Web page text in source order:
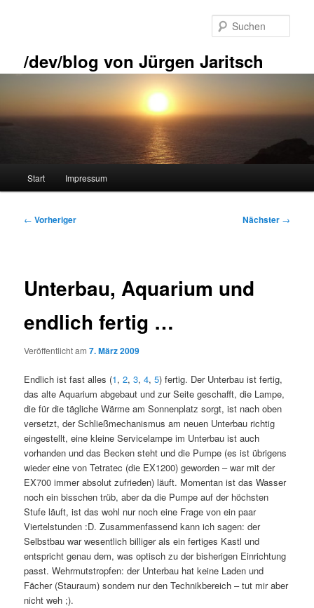
/dev/blog von Jürgen Jaritsch
Start Impressum
Beitragsnavigation
← Vorheriger Nächster →
Unterbau, Aquarium und
endlich fertig …
Veröffentlicht am7. März 2009
Endlich ist fast alles (1,2,3,4,5) fertig. Der Unterbau ist fertig,
das alte Aquarium abgebaut und zur Seite geschafft, die Lampe,
die für die tägliche Wärme am Sonnenplatz sorgt, ist nach oben
versetzt, der Schließmechanismus am neuen Unterbau richtig
eingestellt, eine kleine Servicelampe im Unterbau ist auch
vorhanden und das Becken steht und die Pumpe (es ist übrigens
wieder eine von Tetratec (die EX1200) geworden – war mit der
EX700 immer absolut zufrieden) läuft. Momentan ist das Wasser
noch ein bisschen trüb, aber da die Pumpe auf der höchsten
Stufe läuft, ist das wohl nur noch eine Frage von ein paar
Viertelstunden :D. Zusammenfassend kann ich sagen:der
Selbstbau war wesentlich billiger als ein fertiges Kastl und
entspricht genau dem, was optisch zu der bisherigen Einrichtung
passt. Wehrmutstropfen: der Unterbau hat keine Laden und
Fächer (Stauraum) sondern nur den Technikbereich – tut mir aber
nicht weh ;).